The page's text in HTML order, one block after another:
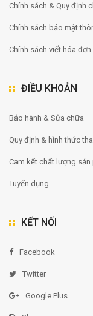
Chính sách & Quy định
Chính sách bảo mật
Chính sách viết hóa
ĐIỀU KHOẢN
Bảo hành & Sửa chữa
Quy định & hình thức
Cam kết chất lượng sản
Tuyển dụng
KẾT NỐI
Facebook
Twitter
Google Plus